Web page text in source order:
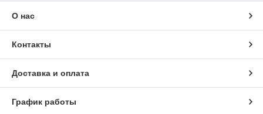
О нас
Контакты
Доставка и оплата
График работы